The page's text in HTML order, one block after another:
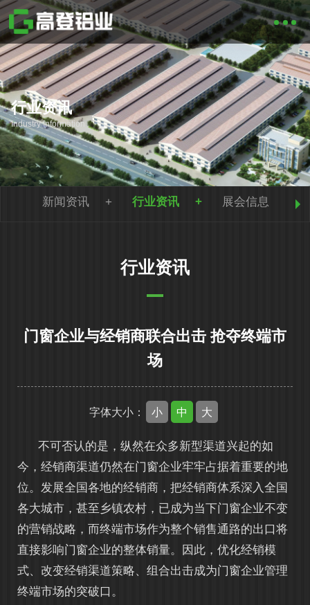
行业资讯
Industry Information
新闻资讯 行业资讯 展会信息
行业资讯
门窗企业与经销商联合出击 抢夺终端市
场
字体大小： 小 中 大
不可否认的是，纵然在众多新型渠道兴起的如
今，经销商渠道仍然在门窗企业牢牢占据着重要的地
位。发展全国各地的经销商，把经销商体系深入全国
各大城市，甚至乡镇农村，已成为当下门窗企业不变
的营销战略，而终端市场作为整个销售通路的出口将
直接影响门窗企业的整体销量。因此，优化经销模
式、改变经销渠道策略、组合出击成为门窗企业管理
终端市场的突破口。